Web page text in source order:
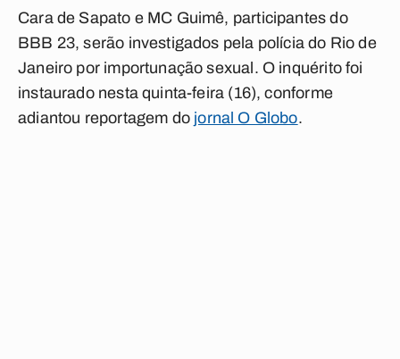
Cara de Sapato e MC Guimê, participantes do
BBB 23, serão investigados pela polícia do Rio de
Janeiro por importunação sexual. O inquérito foi
instaurado nesta quinta-feira (16), conforme
adiantou reportagem do jornal O Globo.